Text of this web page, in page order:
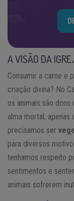
A VISÃO DA
Consumir a carne e
criação divina? No
os animais são
alma mortal, apenas
precisamos ser
para diversos
tenhamos respeito
sentimentos e
animais sofrerem